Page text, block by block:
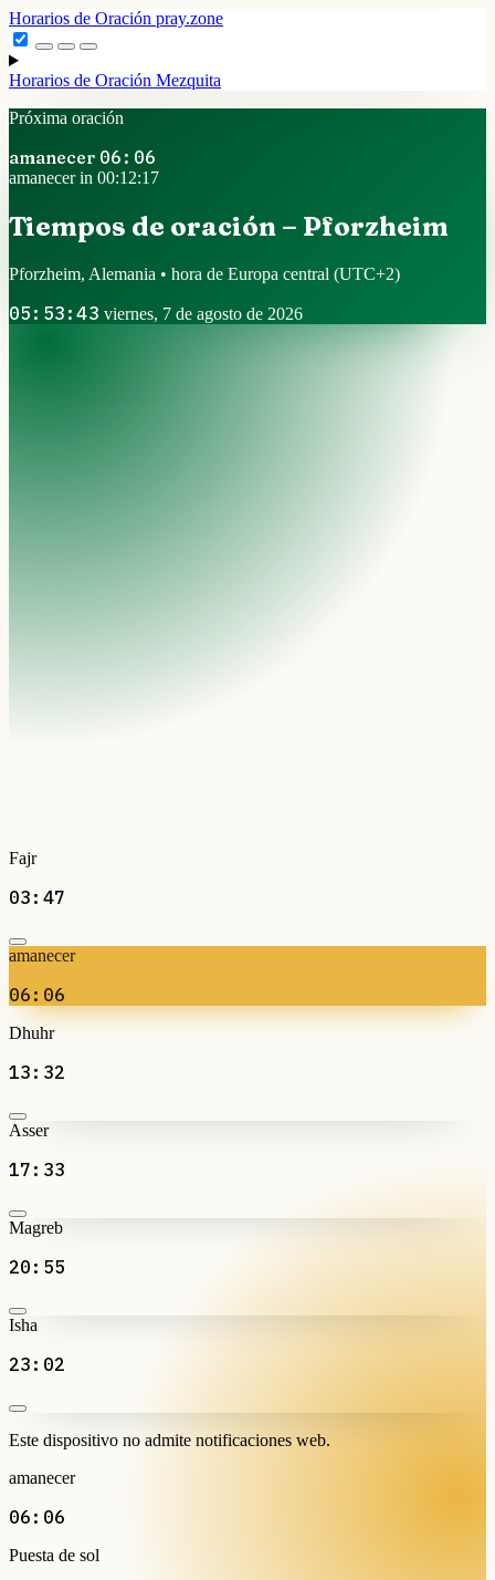
Horarios de Oración pray.zone
Horarios de Oración Mezquita
Próxima oración
amanecer 06:06
amanecer in 00:12:16
Tiempos de oración – Pforzheim
Pforzheim, Alemania • hora de Europa central (UTC+2)
05:53:44 viernes, 7 de agosto de 2026
Fajr
03:47
amanecer
06:06
Dhuhr
13:32
Asser
17:33
Magreb
20:55
Isha
23:02
Este dispositivo no admite notificaciones web.
amanecer
06:06
Puesta de sol